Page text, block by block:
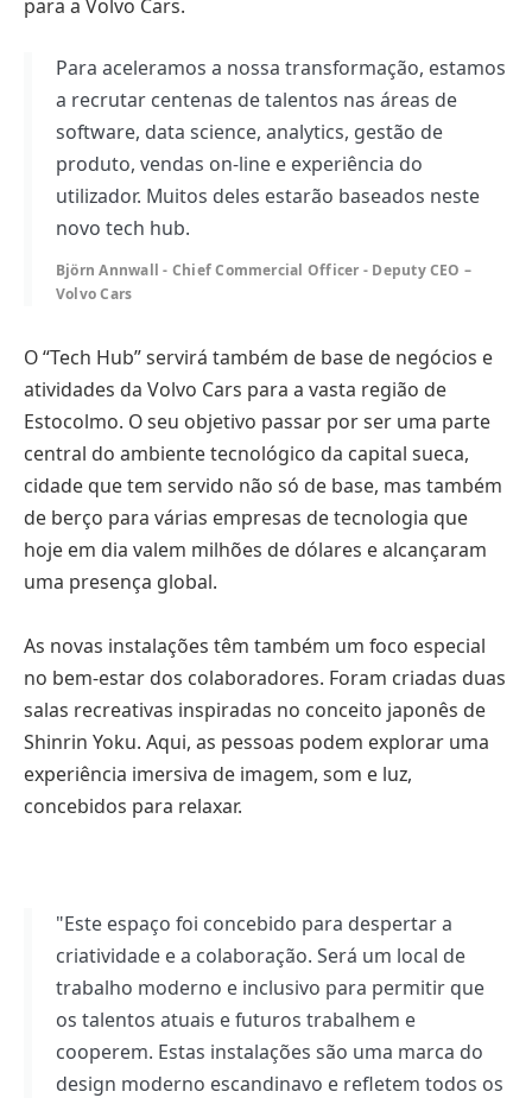
para a Volvo Cars.
Para aceleramos a nossa transformação, estamos
a recrutar centenas de talentos nas áreas de
software, data science, analytics, gestão de
produto, vendas on-line e experiência do
utilizador. Muitos deles estarão baseados neste
novo tech hub.
Björn Annwall - Chief Commercial Officer - Deputy CEO –
Volvo Cars
O “Tech Hub” servirá também de base de negócios e
atividades da Volvo Cars para a vasta região de
Estocolmo. O seu objetivo passar por ser uma parte
central do ambiente tecnológico da capital sueca,
cidade que tem servido não só de base, mas também
de berço para várias empresas de tecnologia que
hoje em dia valem milhões de dólares e alcançaram
uma presença global.
As novas instalações têm também um foco especial
no bem-estar dos colaboradores. Foram criadas duas
salas recreativas inspiradas no conceito japonês de
Shinrin Yoku. Aqui, as pessoas podem explorar uma
experiência imersiva de imagem, som e luz,
concebidos para relaxar.
"Este espaço foi concebido para despertar a
criatividade e a colaboração. Será um local de
trabalho moderno e inclusivo para permitir que
os talentos atuais e futuros trabalhem e
cooperem. Estas instalações são uma marca do
design moderno escandinavo e refletem todos os